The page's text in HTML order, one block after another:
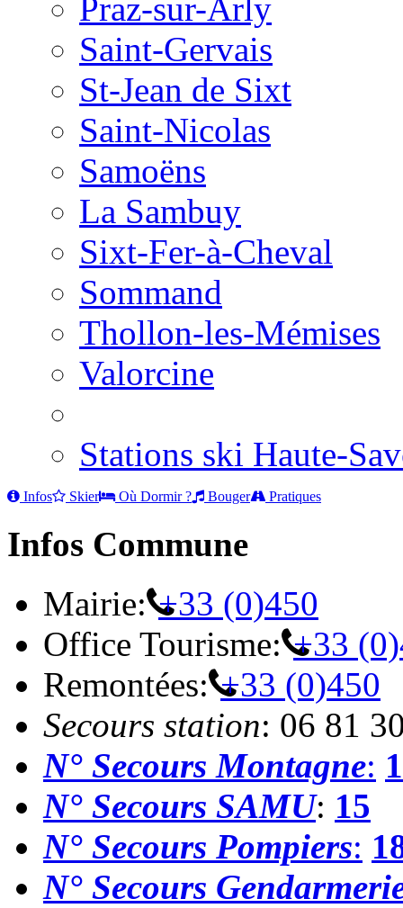
Praz-sur-Arly
Saint-Gervais
St-Jean de Sixt
Saint-Nicolas
Samoëns
La Sambuy
Sixt-Fer-à-Cheval
Sommand
Thollon-les-Mémises
Valorcine
Stations ski Haute-
Infos Skier Où Dormir ? Bouger Pratiques
Infos Commune
Mairie: +33 (0)450
Office Tourisme: +33
Remontées: +33 (0)450
Secours station: 06 81
N° Secours Montagne:
N° Secours SAMU: 15
N° Secours Pompiers:
N° Secours